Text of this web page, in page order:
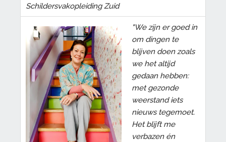
Schildersvakopleiding Zuid
"We zijn er goed in
om dingen te
blijven doen zoals
we het altijd
gedaan hebben:
met gezonde
weerstand iets
nieuws tegemoet.
Het blijft me
verbazen én